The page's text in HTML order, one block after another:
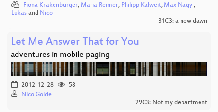
Fiona Krakenbürger, Maria Reimer, Philipp Kalweit, Max Nagy ,
Lukas and Nico
31C3: a new dawn
Let Me Answer That for You
adventures in mobile paging
2012-12-28
58
Nico Golde
29C3: Not my department